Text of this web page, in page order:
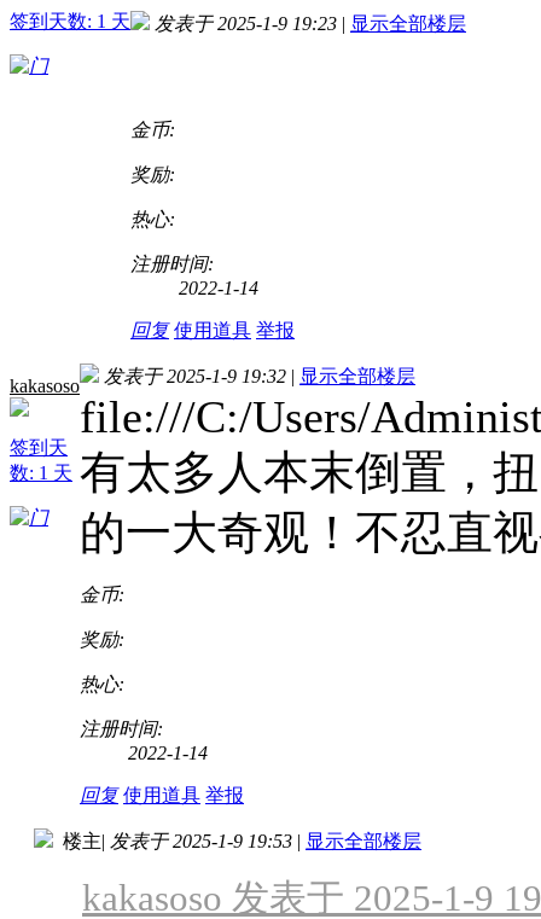
签到天数: 1 天 发表于 2025-1-9 19:23 | 显示全部楼层
金币:
奖励:
热心:
注册时间:
2022-1-14
回复 使用道具 举报
kakasoso
签到天
数: 1 天
发表于 2025-1-9 19:32 | 显示全部楼层
file:///C:/Users/
有太多人本末倒置，
的一大奇观！不忍直
金币:
奖励:
热心:
注册时间:
2022-1-14
回复 使用道具 举报
楼主| 发表于 2025-1-9 19:53 | 显示全部楼层
kakasoso 发表于 2025-1-9